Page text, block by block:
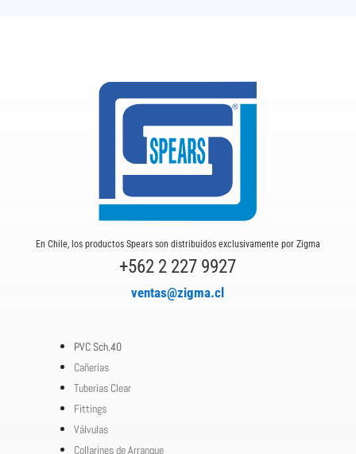
En Chile, los productos Spears son distribuidos exclusivamente por Zigma
+562 2 227 9927
ventas@zigma.cl
PVC Sch.40
Cañerías
Tuberías Clear
Fittings
Válvulas
Collarines de Arranque